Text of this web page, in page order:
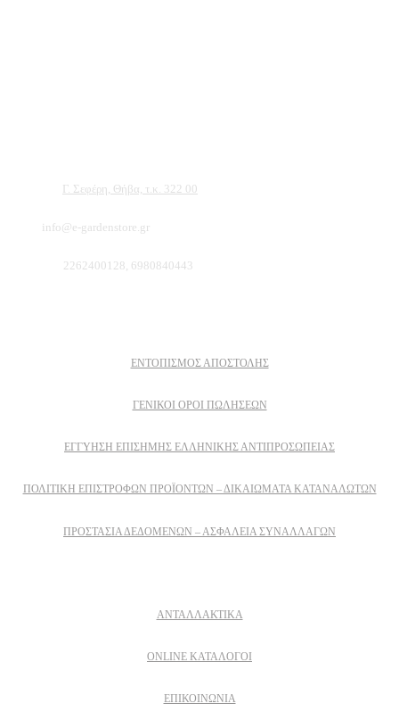
Γ. Σεφέρη, Θήβα, τ.κ. 322 00
info@e-gardenstore.gr
2262400128, 6980840443
ΕΝΤΟΠΙΣΜΟΣ ΑΠΟΣΤΟΛΗΣ
ΓΕΝΙΚΟΙ ΟΡΟΙ ΠΩΛΗΣΕΩΝ
ΕΓΓΎΗΣΗ ΕΠΊΣΗΜΗΣ ΕΛΛΗΝΙΚΉΣ ΑΝΤΙΠΡΟΣΩΠΕΊΑΣ
ΠΟΛΙΤΙΚΉ ΕΠΙΣΤΡΟΦΏΝ ΠΡΟΪΌΝΤΩΝ – ΔΙΚΑΙΏΜΑΤΑ ΚΑΤΑΝΑΛΩΤΏΝ
ΠΡΟΣΤΑΣΊΑ ΔΕΔΟΜΈΝΩΝ – ΑΣΦΆΛΕΙΑ ΣΥΝΑΛΛΑΓΏΝ
ΑΝΤΑΛΛΑΚΤΙΚΑ
ONLINE ΚΑΤΑΛΟΓΟΙ
ΕΠΙΚΟΙΝΩΝΙΑ